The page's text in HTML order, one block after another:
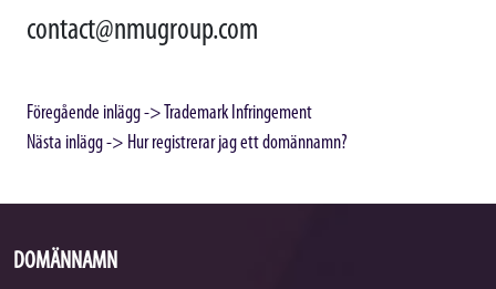
contact@nmugroup.com
Inläggsnavigering
Föregående inlägg ->Trademark Infringement
Nästa inlägg -> Hur registrerar jag ett domännamn?
DOMÄNNAMN